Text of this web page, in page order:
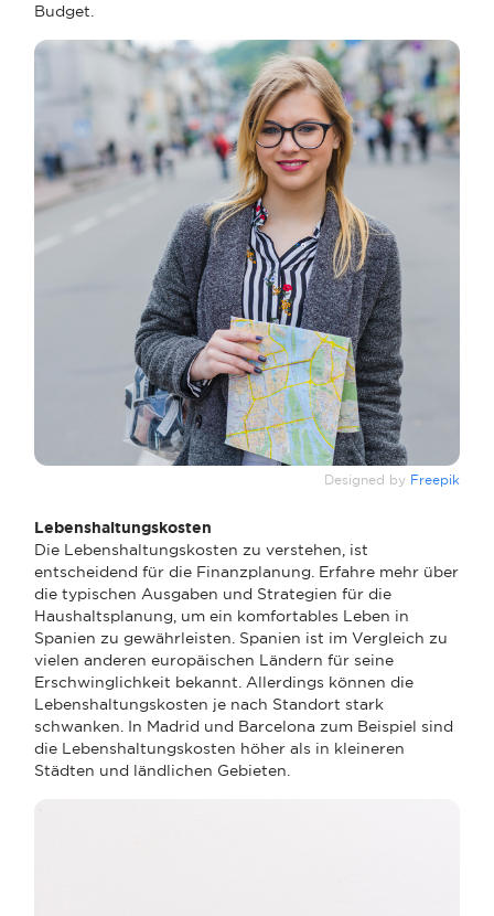
Budget.
Designed by Freepik
Lebenshaltungskosten
Die Lebenshaltungskosten zu verstehen, ist
entscheidend für die Finanzplanung. Erfahre mehr über
die typischen Ausgaben und Strategien für die
Haushaltsplanung, um ein komfortables Leben in
Spanien zu gewährleisten. Spanien ist im Vergleich zu
vielen anderen europäischen Ländern für seine
Erschwinglichkeit bekannt. Allerdings können die
Lebenshaltungskosten je nach Standort stark
schwanken. In Madrid und Barcelona zum Beispiel sind
die Lebenshaltungskosten höher als in kleineren
Städten und ländlichen Gebieten.